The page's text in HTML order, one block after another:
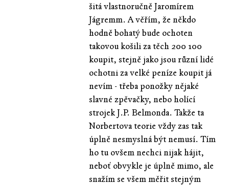
šitá vlastnoručně Jaromírem
Jágremm. A věřím, že někdo
hodně bohatý bude ochoten
takovou košili za těch 200 100
koupit, stejně jako jsou různí lidé
ochotni za velké peníze koupit já
nevím - třeba ponožky nějaké
slavné zpěvačky, nebo holící
strojek J.P. Belmonda. Takže ta
Norbertova teorie vždy zas tak
úplně nesmyslná být nemusí. Tím
ho tu ovšem nechci nijak hájit,
neboť obvykle je úplně mimo, ale
snažím se všem měřit stejným